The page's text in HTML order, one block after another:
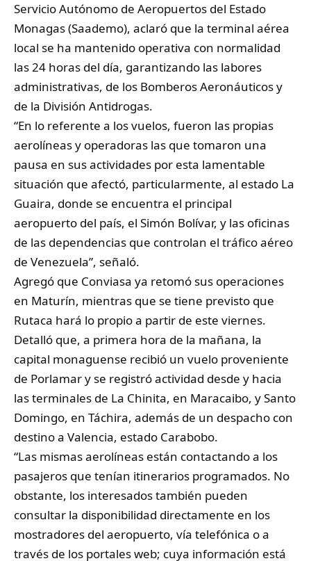
Servicio Autónomo de Aeropuertos del Estado
Monagas (Saademo), aclaró que la terminal aérea
local se ha mantenido operativa con normalidad
las 24 horas del día, garantizando las labores
administrativas, de los Bomberos Aeronáuticos y
de la División Antidrogas.
​“En lo referente a los vuelos, fueron las propias
aerolíneas y operadoras las que tomaron una
pausa en sus actividades por esta lamentable
situación que afectó, particularmente, al estado La
Guaira, donde se encuentra el principal
aeropuerto del país, el Simón Bolívar, y las oficinas
de las dependencias que controlan el tráfico aéreo
de Venezuela”, señaló.
​Agregó que Conviasa ya retomó sus operaciones
en Maturín, mientras que se tiene previsto que
Rutaca hará lo propio a partir de este viernes.
​Detalló que, a primera hora de la mañana, la
capital monaguense recibió un vuelo proveniente
de Porlamar y se registró actividad desde y hacia
las terminales de La Chinita, en Maracaibo, y Santo
Domingo, en Táchira, además de un despacho con
destino a Valencia, estado Carabobo.
​“Las mismas aerolíneas están contactando a los
pasajeros que tenían itinerarios programados. No
obstante, los interesados también pueden
consultar la disponibilidad directamente en los
mostradores del aeropuerto, vía telefónica o a
través de los portales web; cuya información está